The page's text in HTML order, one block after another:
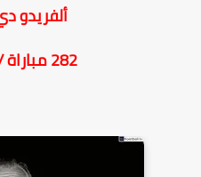
ألفريدو
282 مباراة / 216 هدف